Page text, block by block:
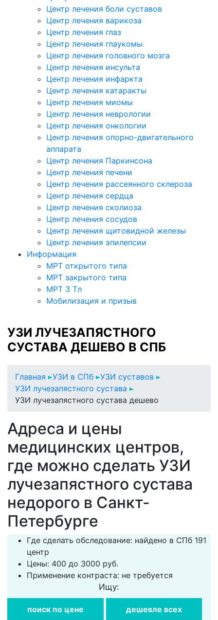
Центр лечения боли суставов
Центр лечения варикоза
Центр лечения глаз
Центр лечения глаукомы
Центр лечения головного мозга
Центр лечения инсульта
Центр лечения инфаркта
Центр лечения катаракты
Центр лечения миомы
Центр лечения неврологии
Центр лечения онкологии
Центр лечения опорно-двигательного
аппарата
Центр лечения Паркинсона
Центр лечения печени
Центр лечения рассеянного склероза
Центр лечения сердца
Центр лечения сколиоза
Центр лечения сосудов
Центр лечения щитовидной железы
Центр лечения эпилепсии
Информация
МРТ открытого типа
МРТ закрытого типа
МРТ 3 Тл
Мобилизация и призыв
УЗИ ЛУЧЕЗАПЯСТНОГО
СУСТАВА ДЕШЕВО В СПБ
Главная УЗИ в СПб
УЗИ суставов
УЗИ лучезапястного сустава
УЗИ лучезапястного сустава дешево
Адреса и цены
медицинских центров,
где можно сделать УЗИ
лучезапястного сустава
недорого в Санкт-
Петербурге
Где сделать обследование: найдено в СПб 191
центр
Цены: 400 до 3000 руб.
Применение контраста: не требуется
Ищу:
поиск по цене дешевле всех